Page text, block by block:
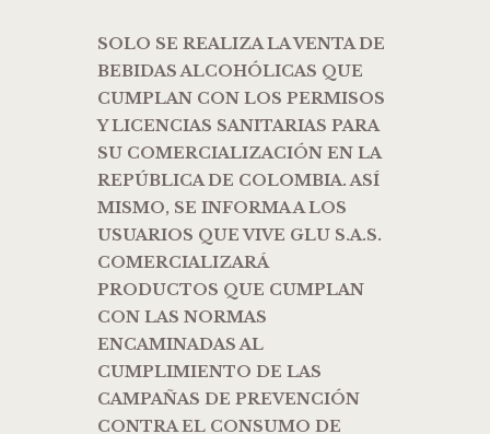
SOLO SE REALIZA LA VENTA DE
BEBIDAS ALCOHÓLICAS QUE
CUMPLAN CON LOS PERMISOS
Y LICENCIAS SANITARIAS PARA
SU COMERCIALIZACIÓN EN LA
REPÚBLICA DE COLOMBIA. ASÍ
MISMO, SE INFORMA A LOS
USUARIOS QUE VIVE GLU S.A.S.
COMERCIALIZARÁ
PRODUCTOS QUE CUMPLAN
CON LAS NORMAS
ENCAMINADAS AL
CUMPLIMIENTO DE LAS
CAMPAÑAS DE PREVENCIÓN
CONTRA EL CONSUMO DE